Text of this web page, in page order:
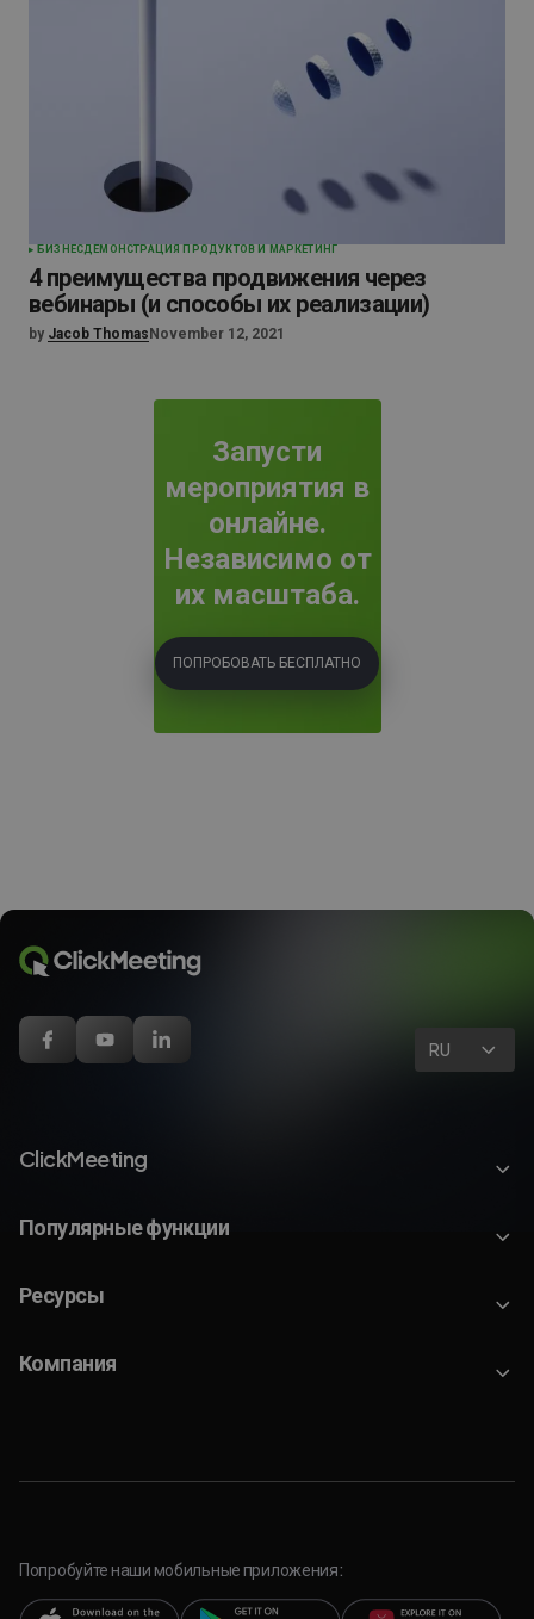
БИЗНЕСДЕМОНСТРАЦИЯ ПРОДУКТОВ И МАРКЕТИНГ
4 преимущества продвижения через
вебинары (и способы их реализации)
by Jacob Thomas November 12, 2021
Запусти
мероприятия в
онлайне.
Независимо от
их масштаба.
ПОПРОБОВАТЬ БЕСПЛАТНО
RU
ClickMeeting
Популярные функции
Ресурсы
Компания
Попробуйте наши мобильные приложения: